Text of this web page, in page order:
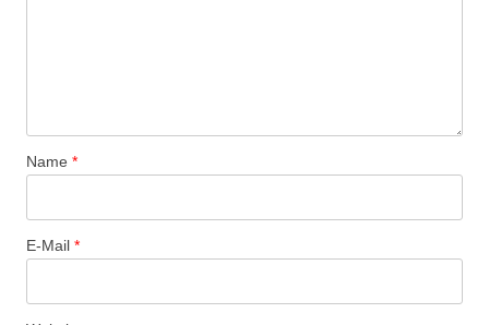
Name *
E-Mail *